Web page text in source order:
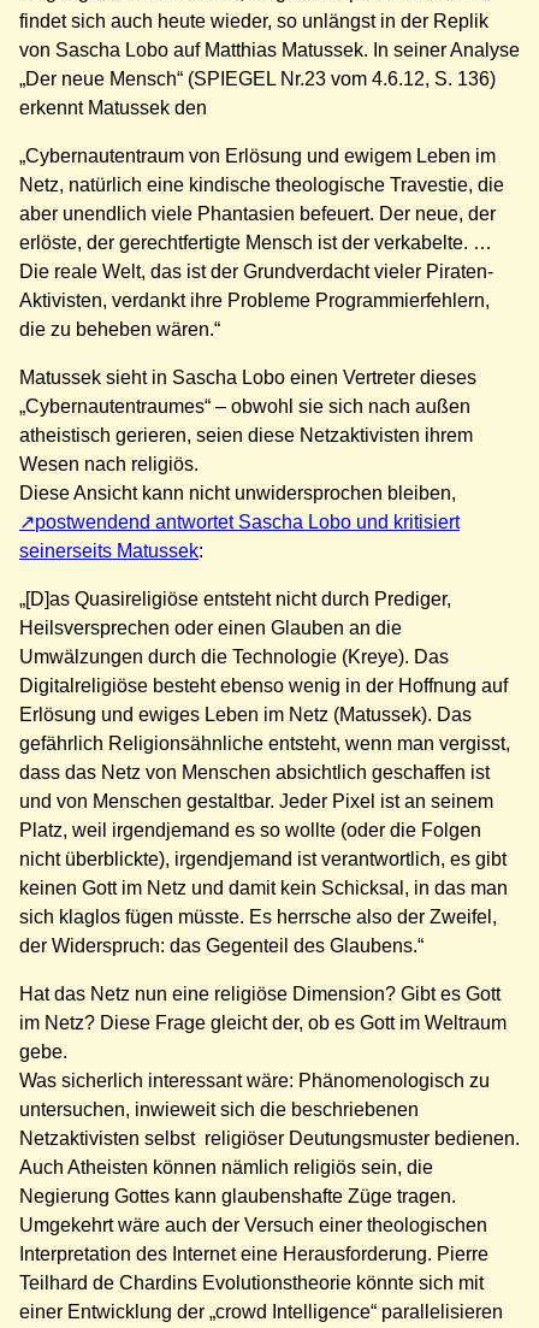
findet sich auch heute wieder, so unlängst in der Replik
von Sascha Lobo auf Matthias Matussek. In seiner Analyse
„Der neue Mensch“ (SPIEGEL Nr.23 vom 4.6.12, S. 136)
erkennt Matussek den
„Cybernautentraum von Erlösung und ewigem Leben im
Netz, natürlich eine kindische theologische Travestie, die
aber unendlich viele Phantasien befeuert. Der neue, der
erlöste, der gerechtfertigte Mensch ist der verkabelte. …
Die reale Welt, das ist der Grundverdacht vieler Piraten-
Aktivisten, verdankt ihre Probleme Programmierfehlern,
die zu beheben wären.“
Matussek sieht in Sascha Lobo einen Vertreter dieses
„Cybernautentraumes“ – obwohl sie sich nach außen
atheistisch gerieren, seien diese Netzaktivisten ihrem
Wesen nach religiös.
Diese Ansicht kann nicht unwidersprochen bleiben,
postwendend antwortet Sascha Lobo und kritisiert
seinerseits Matussek:
„[D]as Quasireligiöse entsteht nicht durch Prediger,
Heilsversprechen oder einen Glauben an die
Umwälzungen durch die Technologie (Kreye). Das
Digitalreligiöse besteht ebenso wenig in der Hoffnung auf
Erlösung und ewiges Leben im Netz (Matussek). Das
gefährlich Religionsähnliche entsteht, wenn man vergisst,
dass das Netz von Menschen absichtlich geschaffen ist
und von Menschen gestaltbar. Jeder Pixel ist an seinem
Platz, weil irgendjemand es so wollte (oder die Folgen
nicht überblickte), irgendjemand ist verantwortlich, es gibt
keinen Gott im Netz und damit kein Schicksal, in das man
sich klaglos fügen müsste. Es herrsche also der Zweifel,
der Widerspruch: das Gegenteil des Glaubens.“
Hat das Netz nun eine religiöse Dimension? Gibt es Gott
im Netz? Diese Frage gleicht der, ob es Gott im Weltraum
gebe.
Was sicherlich interessant wäre: Phänomenologisch zu
untersuchen, inwieweit sich die beschriebenen
Netzaktivisten selbst religiöser Deutungsmuster bedienen.
Auch Atheisten können nämlich religiös sein, die
Negierung Gottes kann glaubenshafte Züge tragen.
Umgekehrt wäre auch der Versuch einer theologischen
Interpretation des Internet eine Herausforderung. Pierre
Teilhard de Chardins Evolutionstheorie könnte sich mit
einer Entwicklung der „crowd Intelligence“ parallelisieren